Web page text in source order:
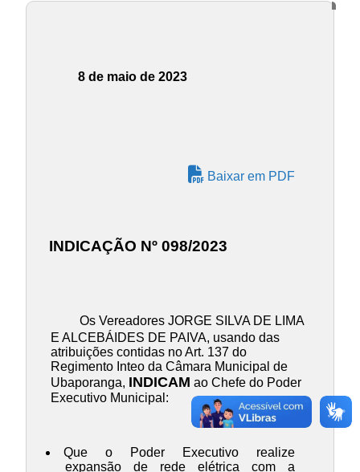
8 de maio de 2023
Baixar em PDF
INDICAÇÃO Nº 098/2023
Os Vereadores JORGE SILVA DE LIMA
E ALCEBÁIDES DE PAIVA, usando das
atribuições contidas no Art. 137 do
Regimento Inteo da Câmara Municipal de
Ubaporanga, INDICAM ao Chefe do Poder
Executivo Municipal:
Que o Poder Executivo realize
expansão de rede elétrica com a